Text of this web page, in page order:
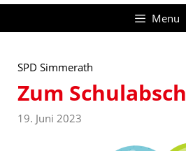
Menu
SPD Simmerath
Zum
19. Juni 2023